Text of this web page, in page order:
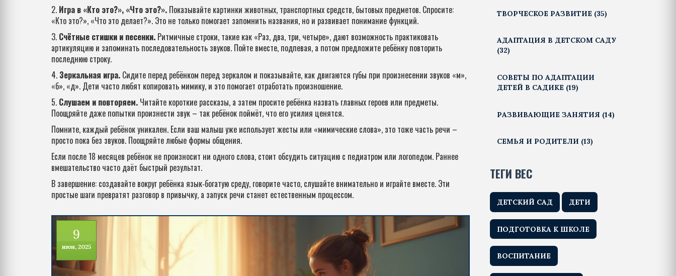
2. Игра в «Кто это?», «Что это?». Показывайте картинки животных, транспортных средств, бытовых предметов. Спросите:
«Кто это?», «Что это делает?». Это не только помогает запомнить названия, но и развивает понимание функций.
3. Счётные стишки и песенки. Ритмичные строки, такие как «Раз, два, три, четыре», дают возможность практиковать
артикуляцию и запоминать последовательность звуков. Пойте вместе, подпевая, а потом предложите ребёнку повторить
последнюю строку.
4. Зеркальная игра. Сидите перед ребёнком перед зеркалом и показывайте, как двигаются губы при произнесении звуков «м»,
«б», «д». Дети часто любят копировать мимику, и это помогает отработать произношение.
5. Слушаем и повторяем. Читайте короткие рассказы, а затем просите ребёнка назвать главных героев или предметы.
Поощряйте даже попытки произнести звук – так ребёнок поймёт, что его усилия ценятся.
Помните, каждый ребёнок уникален. Если ваш малыш уже использует жесты или «мимические слова», это тоже часть речи –
просто пока без звуков. Поощряйте любые формы общения.
Если после 18 месяцев ребёнок не произносит ни одного слова, стоит обсудить ситуацию с педиатром или логопедом. Раннее
вмешательство часто даёт быстрый результат.
В завершение: создавайте вокруг ребёнка язык‑богатую среду, говорите часто, слушайте внимательно и играйте вместе. Эти
простые шаги превратят разговор в привычку, а запуск речи станет естественным процессом.
9
июн, 2025
ТВОРЧЕСКОЕ РАЗВИТИЕ (35)
АДАПТАЦИЯ В ДЕТСКОМ САДУ
(32)
СОВЕТЫ ПО АДАПТАЦИИ
ДЕТЕЙ В САДИКЕ (19)
РАЗВИВАЮЩИЕ ЗАНЯТИЯ (14)
СЕМЬЯ И РОДИТЕЛИ (13)
ТЕГИ ВЕС
ДЕТСКИЙ САД ДЕТИ
ПОДГОТОВКА К ШКОЛЕ
ВОСПИТАНИЕ